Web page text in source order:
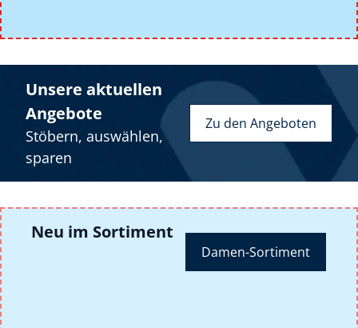
Unsere aktuellen
Angebote
Stöbern, auswählen,
sparen
Zu den Angeboten
Neu im Sortiment
Damen-Sortiment